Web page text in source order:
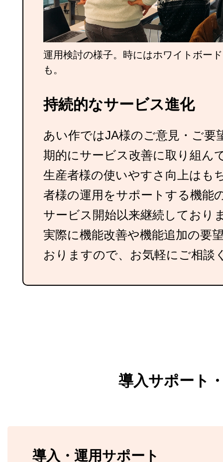
運用検討の様子。時にはホワイトボー
も。
持続的なサービス進化
あい作ではJA様のご意見・ご要
期的にサービス改善に取り組ん
生産者様の使いやすさ向上はも
者様の運用をサポートする機能
サービス開始以来継続しており
実際に機能改善や機能追加の要
おりますので、お気軽にご相談
導入サポート
導入・運用サポート